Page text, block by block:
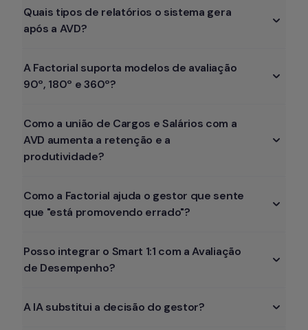
Quais tipos de relatórios o sistema gera
A Factorial suporta modelos de avaliação
90º, 180º e 360º?
Como a união de Cargos e Salários com a
AVD aumenta a retenção e a
produtividade?
Como a Factorial ajuda o gestor que sente
que "está promovendo errado"?
Posso integrar o Smart 1:1 com a Avaliação